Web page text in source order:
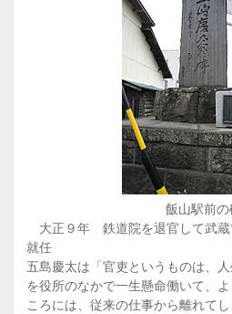
飯山駅前の
大正９年 鉄道院を退官して武蔵
就任
五島慶太は「官吏というものは、
を役所のなかで一生懸命働いて、
ころには、従来の仕事から離れて